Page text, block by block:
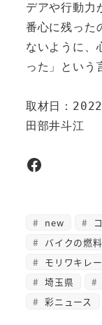
デアや行動力
番心に残った
ないように、
った」という
取材日：
田部井斗江
Facebook
new
バイクの燃
モリワキレ
埼玉県
彩ニュース